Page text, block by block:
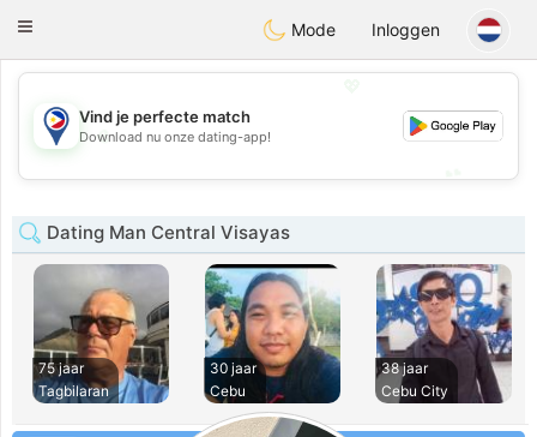
PhilippinesChat
Toggle
Mode Inloggen
💕
Vind je perfecte match
Download nu onze dating-app!
Dating Man Central Visayas
75 jaar
Tagbilaran
30 jaar
Cebu
38 jaar
Cebu City